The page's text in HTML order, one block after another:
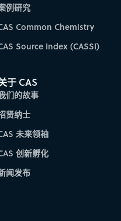
例研究
Common Chemistry
Source Index (CASSI)
于 CAS
们的故事
贤纳士
未来领袖
创新孵化
闻发布